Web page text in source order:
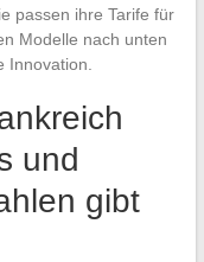
passen ihre Tarife für
Modelle nach unten
Innovation.
und
gibt